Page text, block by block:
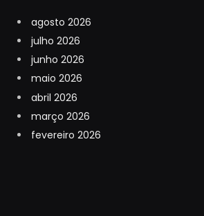
agosto 2026
julho 2026
junho 2026
maio 2026
abril 2026
março 2026
fevereiro 2026